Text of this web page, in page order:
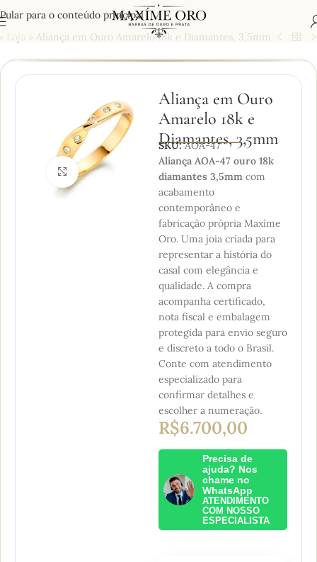
Pular para o conteúdo principal
Aliança em Ouro Amarelo 18k e Diamantes, 3,5mm
Clique para ampliar
Aliança em Ouro
Amarelo 18k e
Diamantes, 3,5mm
SKU:AOA-47
Aliança AOA-47 ouro 18k
diamantes 3,5mm com
acabamento
contemporâneo e
fabricação própria Maxíme
Oro. Uma joia criada para
representar a história do
casal com elegância e
qualidade. A compra
acompanha certificado,
nota fiscal e embalagem
protegida para envio seguro
e discreto a todo o Brasil.
Conte com atendimento
especializado para
confirmar detalhes e
escolher a numeração.
R$6.700,00
Precisa de
ajuda? Nos
chame no
WhatsApp
ATENDIMENTO
COM NOSSO
ESPECIALISTA